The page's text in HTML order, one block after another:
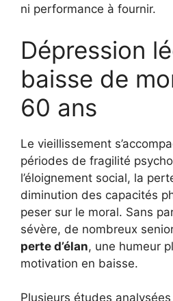
ni performance à fournir.
Dépression
baisse de
60 ans
Le vieillissement
périodes de fragilité
l’éloignement social, la
diminution des capacités
peser sur le moral. Sans
sévère, de nombreux
perte d’élan, une humeur
motivation en baisse.
Plusieurs études